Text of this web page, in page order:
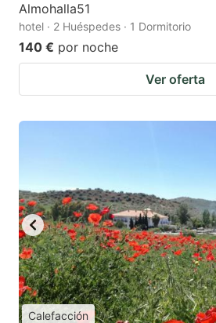
Almohalla51
hotel · 2 Huéspedes · 1 Dormitorio
140 € por noche
Ver oferta
Calefacción